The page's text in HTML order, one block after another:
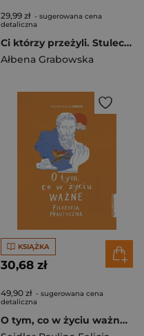
29,99 zł - sugerowana cena
detaliczna
Ci którzy przeżyli. Stulecie Winnych. Tom 1 wyd. specjalne
Ałbena Grabowska
KSIĄŻKA
30,68 zł
49,90 zł - sugerowana cena
detaliczna
O tym, co w życiu ważne Filozofia praktyczna